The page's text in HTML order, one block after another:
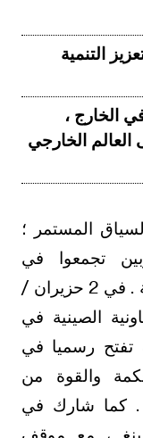
التنمية
الخارج ،
الخارجي
المستمر ؛
تجمعوا في
Shancheng للمشاركة في التنمية . في 2 حزيران /
التعاونية الصينية في
رسميا في
والقوة من
. كما شارك في